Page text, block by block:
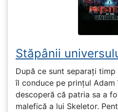
Stăpânii
După ce sunt separați timp
îl conduce pe prințul Adam
descoperă că patria sa a
malefică a lui Skeletor.